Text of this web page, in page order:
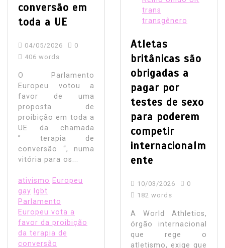
conversão em
toda a UE
04/05/2026
0
406 words
O Parlamento
Europeu votou a
favor de uma
proposta de
proibição em toda a
UE da chamada
” terapia de
conversão “, numa
vitória para os...
ativismo Europeu
gay
lgbt
Parlamento
Europeu vota a
favor da proibição
da terapia de
conversão
trans
transgênero
Atletas
britânicas são
obrigadas a
pagar por
testes de sexo
para poderem
competir
internacionalm
ente
10/03/2026
0
182 words
A World Athletics,
órgão internacional
que rege o
atletismo, exige que